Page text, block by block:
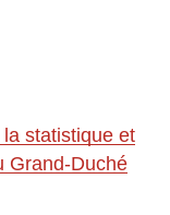
période
régime
régime
de
statistique et
Grand-Duché